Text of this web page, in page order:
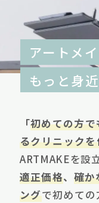
アートメ
もっと身
「初めての方
るクリニック
ARTMAKEを設
適正価格、 確か
ングで初めての